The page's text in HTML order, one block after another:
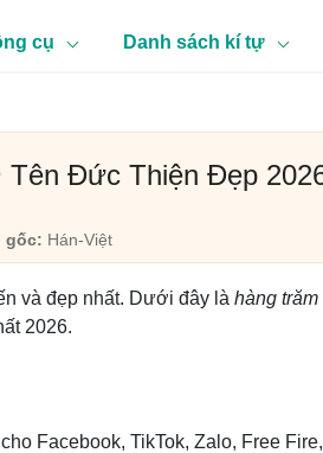
cụ Danh sách kí tự
Đức Thiện Đẹp
gốc: Hán-Việt
và đẹp nhất. Dưới đây là hàng
2026.
Facebook, TikTok, Zalo, Free